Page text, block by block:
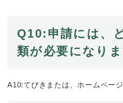
Q10:申請には、
類が必要になり
A10:てびきまたは、ホームペー